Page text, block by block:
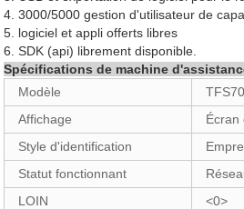
4. 3000/5000 gestion d'utilisateur de
5. logiciel et appli offerts libres
6. SDK (api) librement disponible.
Spécifications de machine
Modèle
Affichage
Écran
Style d'identification
Statut fonctionnant
LOIN
<0>